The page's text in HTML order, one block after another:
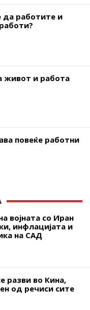
да работите и
живот и работа
повеќе работни
војната со Иран
инфлацијата и
на САД
разви во Кина,
од речиси сите